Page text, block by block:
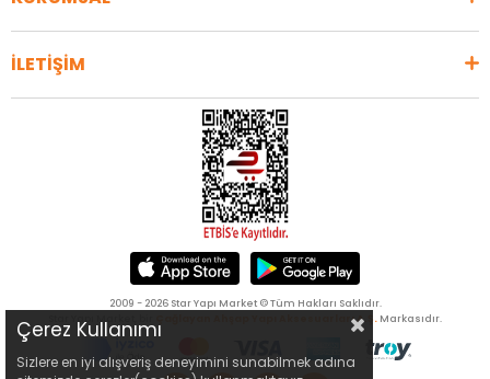
İLETİŞİM
2009 - 2026 Star Yapı Market © Tüm Hakları Saklıdır.
Çağlayan Ahşap Yapı Aksesuarları A.Ş. Markasıdır.
Çerez Kullanımı
Sizlere en iyi alışveriş deneyimini sunabilmek adına